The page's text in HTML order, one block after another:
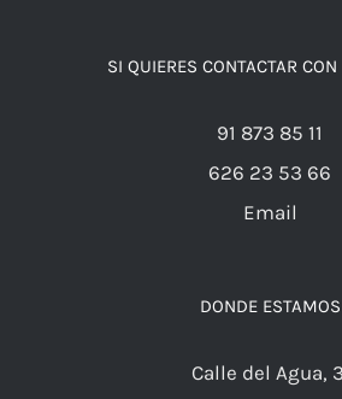
SI QUIERES CONTACTAR
91 873 85 11
626 23 53 66
Email
DONDE ESTAMOS
Calle del Agua,